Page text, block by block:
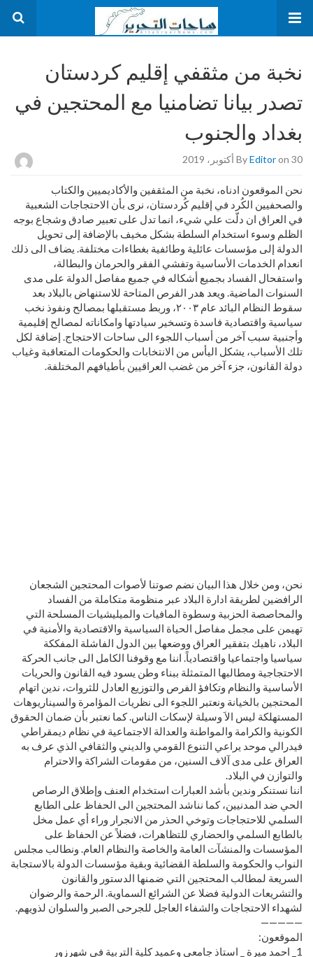
نخبة من مثقفي إقليم كردستان
تصدر بیانا تضامنيا مع المحتجین في
بغداد والجنوب
ByEditoron 30 أكتوبر، 2019
نحن الموقعون ادناه، نخبة من المثقفين والأكاديميين والكتاب
والصحفيين الكُرد في إقليم كُردستان، نرى بأن الاحتجاجات الشعبية
في العراق ان دلّت علي شيء، انما تدل على تعبير صادق وشجاع بوجه
الظلم وسوء استخدام السلطة بشكل مخيف بالإضافة إلى تحويل
الدولة إلى مؤسسات عائلية وطائفية بغطاءات مختلفة. يضاف الى ذلك
انعدام الخدمات الأساسية وتفشي الفقر والحرمان والبطالة،
واستفحال الفساد بجميع أشكاله في جميع مفاصل الدولة على مدى
السنوات الماضية. ويعد هدر الفرص المتاحة للاستنهاض بالبلاد بعد
سقوط النظام البائد عام ٢٠٠٣، وربط مستقبلها بمصالح ونفوذ نخب
سياسية واقتصادية فاسدة وتسخير سيادتها وامكاناته لمصالح إقليمية
وأجنبية سبب آخر من أسباب اللجوء الى ساحات الاحتجاج. إضافة لكل
تلك الأسباب، يشكل اليأس من الانتخابات والحكومات المتعاقبة وغياب
دولة القانون، جزء آخر من غضب العراقيين بأطيافهم المختلفة.
نحن، ومن خلال هذا البيان نضم صوتنا لأصوات المحتجين الشجعان
الرافضين لطريقة ادارة البلاد عبر منظومة متكاملة من الفساد
والمحاصصة الحزبية وسطوة المافيات والميليشيات المسلحة التي
تهيمن على مجمل مفاصل الحياة السياسية والاقتصادية والأمنية في
البلاد، ناهيك بتفقير العراق ووضعها بين الدول الفاشلة المفككة
سياسيا واجتماعيا واقتصادياً. اننا مع وقوفنا الكامل الى جانب الحركة
الاحتجاجية ومطالبها المتمثلة ببناء وطن يسود فيه القانون والحريات
الأساسية والنظام وتكافؤ الفرص والتوزيع العادل للثروات، ندين اتهام
المحتجين بالخيانة ونعتبر اللجوء الى نظريات المؤامرة والسيناريوهات
المستهلكة ليس الاَ وسيلة لإسكات الناس. كما نعتبر بأن ضمان الحقوق
الكونية والكرامة والمواطنة والعدالة الاجتماعية في نظام ديمقراطي
فيدرالي موحد يراعي التنوع القومي والديني والثقافي الذي عرف به
العراق على مدى آلاف السنين، من مقومات الشراكة والاحترام
والتوازن في البلاد.
اننا نستنكر وندين بأشد العبارات استخدام العنف وإطلاق الرصاص
الحي ضد المدنيين، كما نناشد المحتجين الى الحفاظ على الطابع
السلمي للاحتجاجات وتوخي الحذر من الانجرار وراء أي عمل مخل
بالطابع السلمي والحضاري للتظاهرات، فضلاً عن الحفاظ على
المؤسسات والمنشآت العامة والخاصة والنظام العام. ونطالب مجلس
النواب والحكومة والسلطة القضائية وبقية مؤسسات الدولة بالاستجابة
السريعة لمطالب المحتجين التي ضمنها الدستور والقانون
والتشريعات الدولية فضلا عن الشرائع السماوية. الرحمة والرضوان
لشهداء الاحتجاجات والشفاء العاجل للجرحى الصبر والسلوان لذويهم.
—————
الموقعون:
1_ احمد ميرة _ استاذ جامعي وعميد كلية التربية في شهرزور